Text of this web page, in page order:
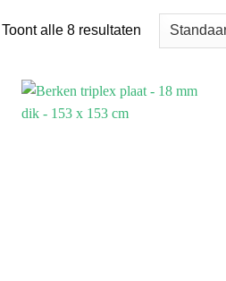
Toont alle 8 resultaten